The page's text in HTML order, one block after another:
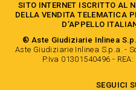
SITO INTERNET ISCRITTO AL
DELLA VENDITA TELEMATICA
D’APPELLO
® Aste Giudiziarie Inlinea
Aste Giudiziarie Inlinea S.p.a. -
P.Iva 01301540496 -
SEGUICI